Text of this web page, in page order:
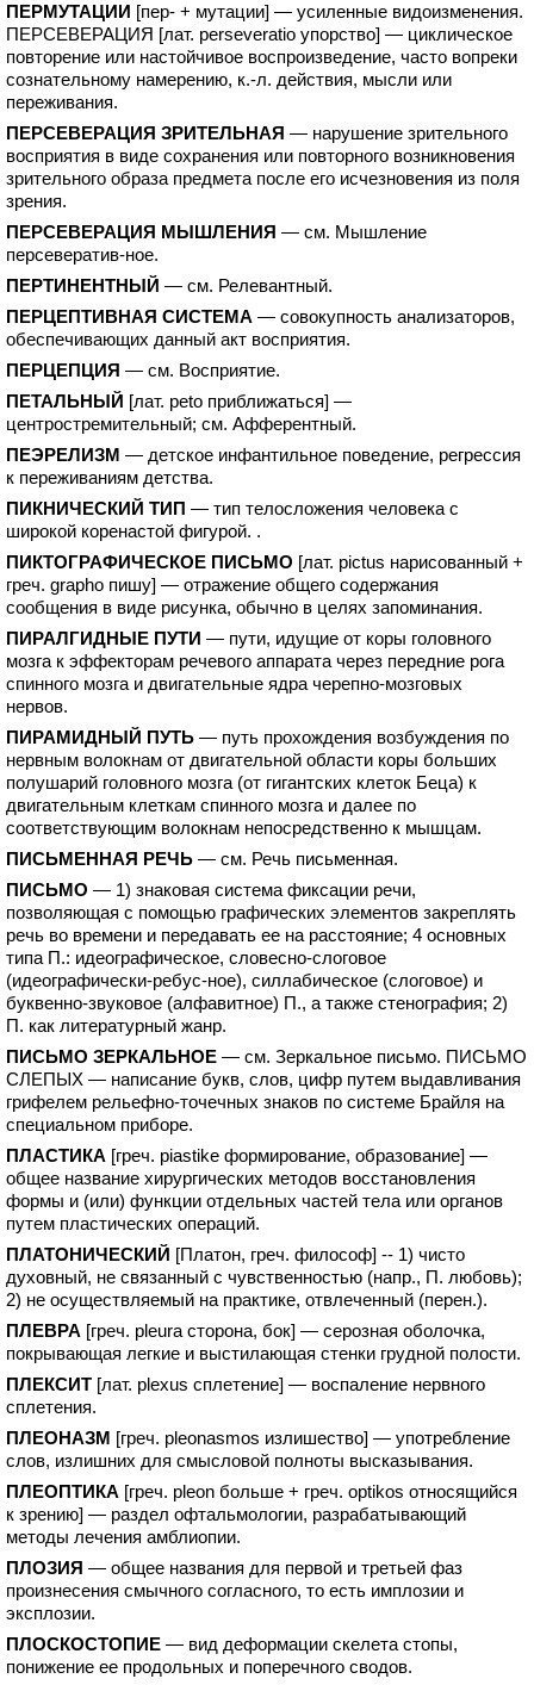
ПЕРМУТАЦИИ [пер- + мутации] — усиленные видоизменения.
ПЕРСЕВЕРАЦИЯ [лат. perseveratio упорство] — циклическое
повторение или настойчивое воспроизведение, часто вопреки
сознательному намерению, к.-л. действия, мысли или
переживания.
ПЕРСЕВЕРАЦИЯ ЗРИТЕЛЬНАЯ — нарушение зрительного
восприятия в виде сохранения или повторного возникновения
зрительного образа предмета после его исчезновения из поля
зрения.
ПЕРСЕВЕРАЦИЯ МЫШЛЕНИЯ — см. Мышление
персевератив-ное.
ПЕРТИНЕНТНЫЙ — см. Релевантный.
ПЕРЦЕПТИВНАЯ СИСТЕМА — совокупность анализаторов,
обеспечивающих данный акт восприятия.
ПЕРЦЕПЦИЯ — см. Восприятие.
ПЕТАЛЬНЫЙ [лат. peto приближаться] —
центростремительный; см. Афферентный.
ПЕЭРЕЛИЗМ — детское инфантильное поведение, регрессия
к переживаниям детства.
ПИКНИЧЕСКИЙ ТИП — тип телосложения человека с
широкой коренастой фигурой. .
ПИКТОГРАФИЧЕСКОЕ ПИСЬМО [лат. pictus нарисованный +
греч. grapho пишу] — отражение общего содержания
сообщения в виде рисунка, обычно в целях запоминания.
ПИРАЛГИДНЫЕ ПУТИ — пути, идущие от коры головного
мозга к эффекторам речевого аппарата через передние рога
спинного мозга и двигательные ядра черепно-мозговых
нервов.
ПИРАМИДНЫЙ ПУТЬ — путь прохождения возбуждения по
нервным волокнам от двигательной области коры больших
полушарий головного мозга (от гигантских клеток Беца) к
двигательным клеткам спинного мозга и далее по
соответствующим волокнам непосредственно к мышцам.
ПИСЬМЕННАЯ РЕЧЬ — см. Речь письменная.
ПИСЬМО — 1) знаковая система фиксации речи,
позволяющая с помощью графических элементов закреплять
речь во времени и передавать ее на расстояние; 4 основных
типа П.: идеографическое, словесно-слоговое
(идеографически-ребус-ное), силлабическое (слоговое) и
буквенно-звуковое (алфавитное) П., а также стенография; 2)
П. как литературный жанр.
ПИСЬМО ЗЕРКАЛЬНОЕ — см. Зеркальное письмо. ПИСЬМО
СЛЕПЫХ — написание букв, слов, цифр путем выдавливания
грифелем рельефно-точечных знаков по системе Брайля на
специальном приборе.
ПЛАСТИКА [греч. piastike формирование, образование] —
общее название хирургических методов восстановления
формы и (или) функции отдельных частей тела или органов
путем пластических операций.
ПЛАТОНИЧЕСКИЙ [Платон, греч. философ] -- 1) чисто
духовный, не связанный с чувственностью (напр., П. любовь);
2) не осуществляемый на практике, отвлеченный (перен.).
ПЛЕВРА [греч. pleura сторона, бок] — серозная оболочка,
покрывающая легкие и выстилающая стенки грудной полости.
ПЛЕКСИТ [лат. plexus сплетение] — воспаление нервного
сплетения.
ПЛЕОНАЗМ [греч. pleonasmos излишество] — употребление
слов, излишних для смысловой полноты высказывания.
ПЛЕОПТИКА [греч. pleon больше + греч. optikos относящийся
к зрению] — раздел офтальмологии, разрабатывающий
методы лечения амблиопии.
ПЛОЗИЯ — общее названия для первой и третьей фаз
произнесения смычного согласного, то есть имплозии и
эксплозии.
ПЛОСКОСТОПИЕ — вид деформации скелета стопы,
понижение ее продольных и поперечного сводов.